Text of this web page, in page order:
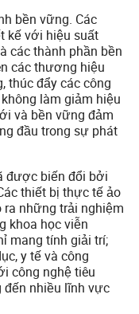
bền vững. Các
kế với hiệu suất
các thành phần bền
các thương hiệu
thúc đẩy các công
làm giảm hiệu
và bền vững đảm
đầu trong sự phát
được biến đổi bởi
thiết bị thực tế ảo
những trải nghiệm
khoa học viễn
mang tính giải trí;
y tế và công
công nghệ tiêu
đến nhiều lĩnh vực